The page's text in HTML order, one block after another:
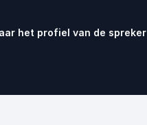
het profiel van de spreker